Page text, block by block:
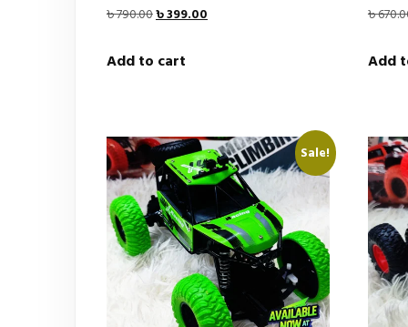
৳790.00Original
was:
৳399.00
Add to cart
৳
Add
Sale!